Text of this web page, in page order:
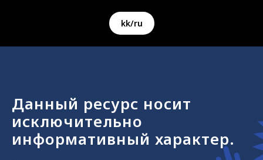
kk/ru
Данный ресурс носит
исключительно
информативный характер.